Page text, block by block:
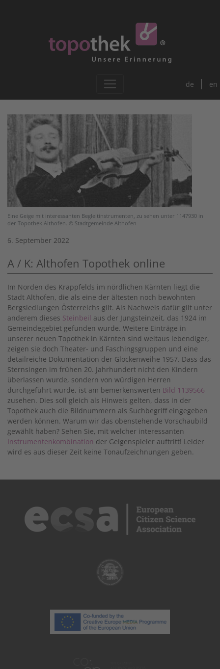
de en
Eine Geige mit interessanten Begleitinstrumenten, zu sehen unter 1147930 in
der Topothek Althofen. © Stadtgemeinde Althofen
6. September 2022
A / K: Althofen Topothek online
Im Norden des Krappfelds im nördlichen Kärnten liegt die
Stadt Althofen, die als eine der ältesten noch bewohnten
Bergsiedlungen Österreichs gilt. Als Nachweis dafür gilt unter
anderem dieses Steinbeil aus der Jungsteinzeit, das 1924 im
Gemeindegebiet gefunden wurde. Weitere Einträge in
unserer neuen Topothek in Kärnten sind weitaus lebendiger,
zeigen sie doch Theater- und Faschingsgruppen und eine
detailreiche Dokumentation der Glockenweihe 1957. Dass das
Sternsingen im frühen 20. Jahrhundert nicht den Kindern
überlassen wurde, sondern von würdigen Herren
durchgeführt wurde, ist am bemerkenswerten Bild 1139566
zusehen. Dies soll gleich als Hinweis gelten, dass in der
Topothek auch die Bildnummern als Suchbegriff eingegeben
werden können. Warum wir das obenstehende Vorschaubild
gewählt haben? Sehen Sie, mit welcher interessanten
Instrumentenkombination der Geigenspieler auftritt! Leider
wird es aus dieser Zeit keine Tonaufzeichnungen geben.